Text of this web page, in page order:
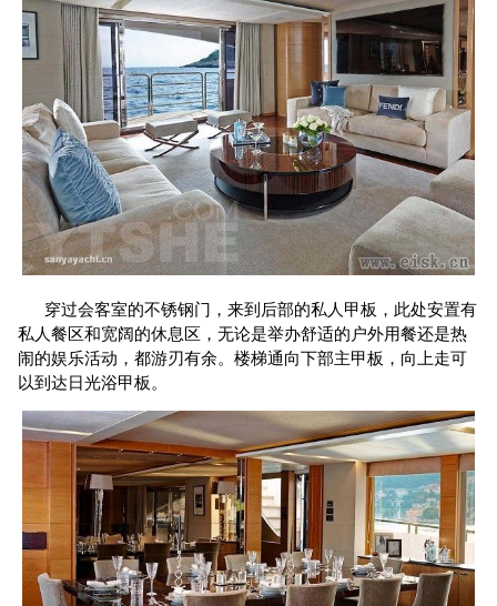
穿过会客室的不锈钢门，来到后部的私人甲板，此处安置有
私人餐区和宽阔的休息区，无论是举办舒适的户外用餐还是热
闹的娱乐活动，都游刃有余。楼梯通向下部主甲板，向上走可
以到达日光浴甲板。